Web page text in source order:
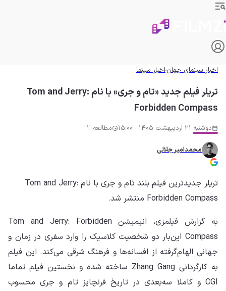
اخبار سینمای جهاناخبار سینما
تریلر فیلم جدید «تام و جری» با نام Tom and Jerry:
Forbidden Compass
دوشنبه 21 اردیبهشت 1405 - 15:00 مطالعه '1
محمدامیر جلالی
تریلر جدیدترین فیلم بلند تام و جری با نام Tom and Jerry:
Forbidden Compass منتشر شد.
به گزارش فیلمزی، انیمیشن Tom and Jerry: Forbidden
Compass این‌بار دو شخصیت کلاسیک را وارد سفری در زمان و
جهانی الهام‌گرفته از افسانه‌ها و فرهنگ شرقی می‌کند. این فیلم
به کارگردانی Zhang Gang ساخته شده و نخستین فیلم تماما
CGI و کاملا سه‌بعدی در تاریخ فرنچایز تام و جری محسوب